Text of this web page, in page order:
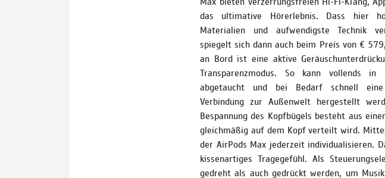
das ultimative Hörerlebnis. Dass hier
Materialien und aufwendigste Technik
spiegelt sich dann auch beim Preis von €
an Bord ist eine aktive
Transparenzmodus. So kann vollends in
abgetaucht und bei Bedarf schnell eine
Verbindung zur Außenwelt hergestellt
Bespannung des Kopfbügels besteht aus
gleichmäßig auf dem Kopf verteilt wird.
der AirPods Max jederzeit individualisieren.
kissenartiges Tragegefühl. Als
gedreht als auch gedrückt werden, um